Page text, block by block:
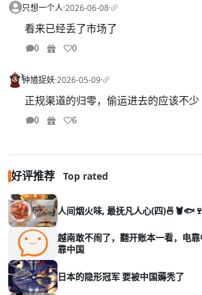
只想一个人·2026-06-08·
看来已经丢了市场了
0 0
钟馗捉妖·2026-05-09·
正规渠道的归零，偷运进去的应该不少
0 6
好评推荐 Top rated
人间烟火味, 最抚凡人心(四
越南敢不闹了，翻开账本一看，电
靠中国
日本的隐形冠军 要被中国薅秃了